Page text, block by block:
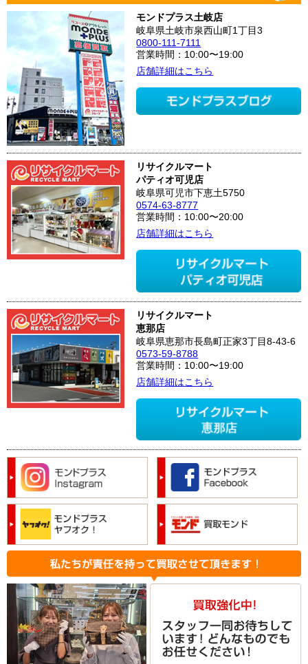
モンドプラス土岐店
岐阜県土岐市泉西山町1丁目3
0800-111-7111
営業時間：10:00〜19:00
店舗詳細はこちら
リサイクルマート
パティオ可児店
岐阜県可児市下恵土5750
0574-63-8777
営業時間：10:00〜20:00
店舗詳細はこちら
リサイクルマート
恵那店
岐阜県恵那市長島町正家3丁目8-43-6
0573-59-8788
営業時間：10:00〜19:00
店舗詳細はこちら